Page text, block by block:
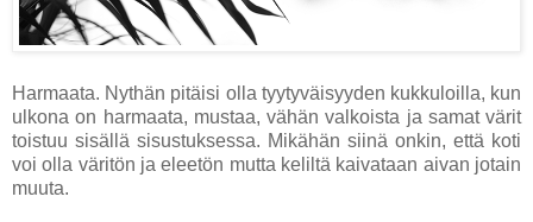
Harmaata. Nythän pitäisi olla tyytyväisyyden kukkuloilla, kun
ulkona on harmaata, mustaa, vähän valkoista ja samat värit
toistuu sisällä sisustuksessa. Mikähän siinä onkin, että koti
voi olla väritön ja eleetön mutta keliltä kaivataan aivan jotain
muuta.